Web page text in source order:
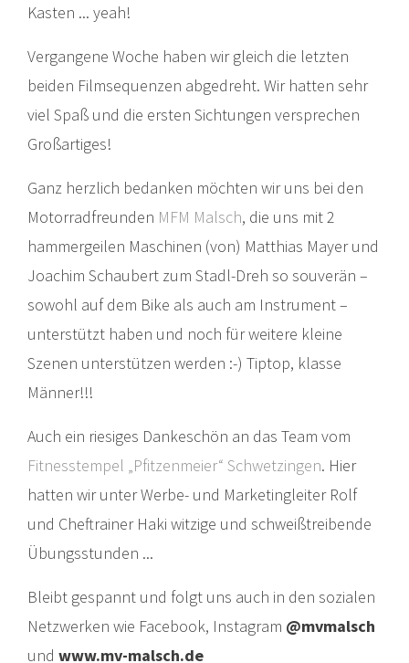
Kasten ... yeah!
Vergangene Woche haben wir gleich die letzten
beiden Filmsequenzen abgedreht. Wir hatten sehr
viel Spaß und die ersten Sichtungen versprechen
Großartiges!
Ganz herzlich bedanken möchten wir uns bei den
Motorradfreunden MFM Malsch, die uns mit 2
hammergeilen Maschinen (von) Matthias Mayer und
Joachim Schaubert zum Stadl-Dreh so souverän –
sowohl auf dem Bike als auch am Instrument –
unterstützt haben und noch für weitere kleine
Szenen unterstützen werden :-) Tiptop, klasse
Männer!!!
Auch ein riesiges Dankeschön an das Team vom
Fitnesstempel „Pfitzenmeier“ Schwetzingen. Hier
hatten wir unter Werbe- und Marketingleiter Rolf
und Cheftrainer Haki witzige und schweißtreibende
Übungsstunden ...
Bleibt gespannt und folgt uns auch in den sozialen
Netzwerken wie Facebook, Instagram @mvmalsch
und www.mv-malsch.de